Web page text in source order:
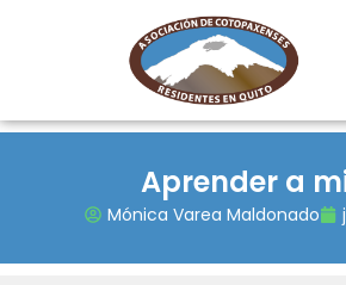
Aprender a
Mónica Varea Maldonado